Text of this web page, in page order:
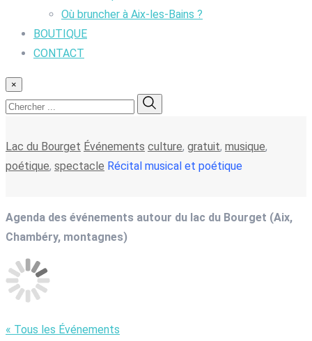
Où bruncher à Aix-les-Bains ?
BOUTIQUE
CONTACT
×
Lac du Bourget Événements culture, gratuit, musique,
poétique, spectacle Récital musical et poétique
Agenda des événements autour du lac du Bourget (Aix,
Chambéry, montagnes)
« Tous les Événements